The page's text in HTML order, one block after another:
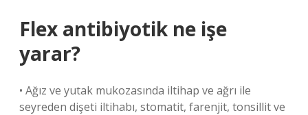
Flex antibiyotik ne işe
yarar?
• Ağız ve yutak mukozasında iltihap ve ağrı ile
seyreden dişeti iltihabı, stomatit, farenjit, tonsillit ve